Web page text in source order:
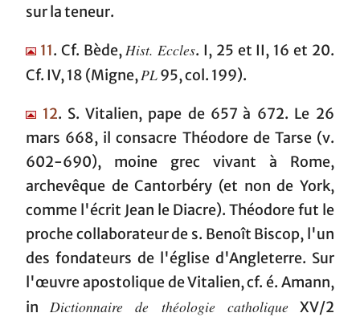
sur la teneur.
11. Cf. Bède,Hist. Eccles. I, 25 et II, 16 et 20.
Cf. IV, 18 (Migne,PL95, col. 199).
12. S. Vitalien, pape de 657 à 672. Le 26
mars 668, il consacre Théodore de Tarse (v.
602-690), moine grec vivant à Rome,
archevêque de Cantorbéry (et non de York,
comme l'écrit Jean le Diacre). Théodore fut le
proche collaborateur de s. Benoît Biscop, l'un
des fondateurs de l'église d'Angleterre. Sur
l'œuvre apostolique de Vitalien, cf. é. Amann,
inDictionnaire de théologie catholiqueXV/2